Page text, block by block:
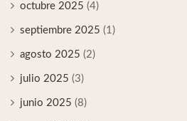
octubre 2025 (4)
septiembre 2025 (1)
agosto 2025 (2)
julio 2025 (3)
junio 2025 (8)